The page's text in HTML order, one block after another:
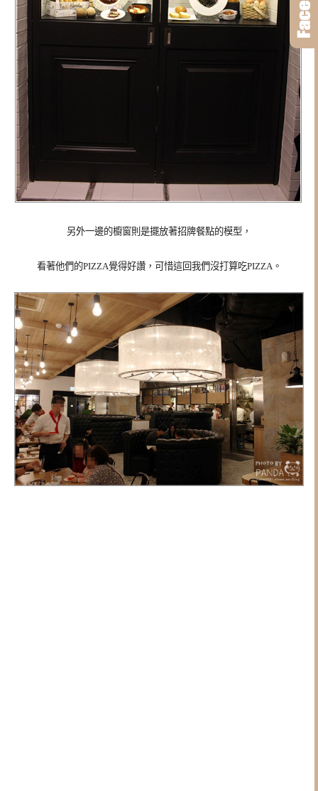
另外一邊的櫥窗則是擺放著招牌餐點的模型，
看著他們的PIZZA覺得好讚，可惜這回我們沒打算吃PIZZA。